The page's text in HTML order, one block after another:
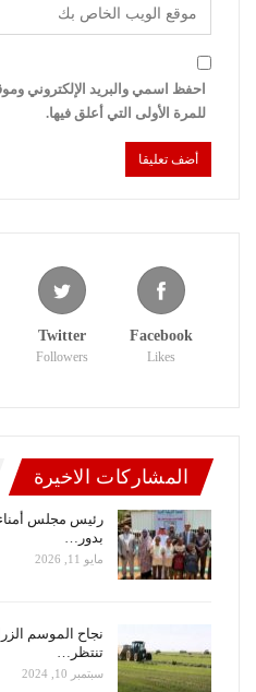
احفظ اسمي والبريد الإلكتروني
للمرة الأولى التي أعلق فيها.
Facebook
Likes
Twitter
Followers
المشاركات الاخيرة
رئيس مجلس أمناء
بدور…
مايو 11, 2026
تنتظر…
سبتمبر 10, 2024